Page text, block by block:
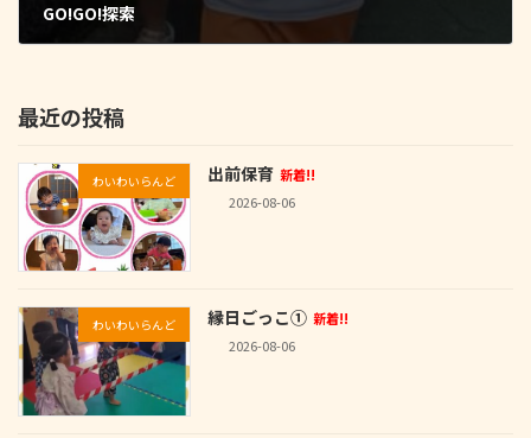
GO!GO!探索
最近の投稿
わいわいらんど 出前保育 新着!!
2026-08-06
わいわいらんど 縁日ごっこ① 新着!!
2026-08-06